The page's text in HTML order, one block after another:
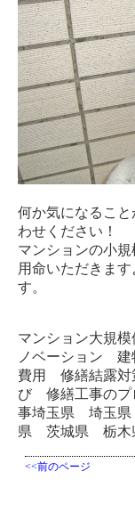
何か気になるこ
わせください！
マンションの小
用命いただきま
す。
マンション大規
ノベーション
費用 修繕結露
び 修繕工事の
事埼玉県 埼玉
県 茨城県 栃木
<<前のページ